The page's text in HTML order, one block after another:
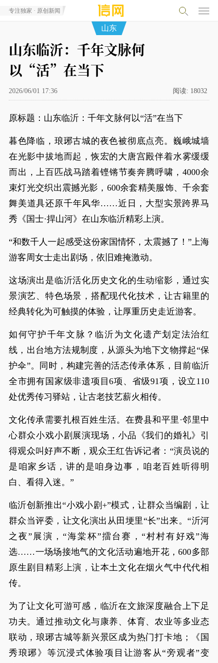
专注独家 · 原创新闻
山东
山东临沂：千年文脉何
以“活”在当下
2026/06/01 17:36 阅读: 18032
原标题：山东临沂：千年文脉何以“活”在当下
暮色降临，琅琊古城的夜色被彻底点亮。巍峨城墙
在光影中拔地而起，恢宏的大唐宫殿伴着水雾缓缓
而出，上百匹战马踏着铿锵节奏奔腾呼啸，4000余
束灯光交织出震撼光影，600余套精美服饰、千余套
舞美道具还原千年风华……近日，大型实景跨界马
秀《国士·捍山河》在山东临沂精彩上演。
“和数千人一起感受这份家国情怀，太震撼了！”上海
游客周女士走出剧场，依旧难掩激动。
这场演出是临沂活化历史文化的生动缩影，通过实
景演艺、特色场景，搭配现代化技术，让古籍里的
经典转化为可触摸的体验，让厚重历史走近游客。
如何守护千年文脉？临沂为文化遗产划定法治红
线，出台地方法规制度，从源头为地下文物撑起“保
护伞”。同时，构建完善的活态传承体系，目前临沂
全市拥有国家级非遗项目6项、省级91项，设立110
处优秀传习驿站，让古老技艺薪火相传。
文化传承需要扎根百姓生活。在费县和平里·邻里中
心群众小戏小剧展演现场，小品《我们的婚礼》引
得观众叫好声不断，观众王红告诉记者：“演员说的
是咱家乡话，讲的是咱身边事，咱老百姓听得明
白、看得入迷。”
临沂创新推出“小戏小剧+”模式，让群众当编剧，让
群众当评委，让文化演出从田埂里“长”出来。“沂河
之夜”展演，“海棠杯”擂台赛，“村村有好戏”海
选……一场场接地气的文化活动遍地开花，600多部
原生剧目精彩上演，让本土文化在烟火气中代代相
传。
为了让文化可游可感，临沂在文旅深度融合上下足
功夫。通过推动文化与康养、体育、农业等多业态
联动，琅琊古城等新兴景区成为热门打卡地；《国
秀琅琊》等沉浸式体验项目让游客从“旁观者”变